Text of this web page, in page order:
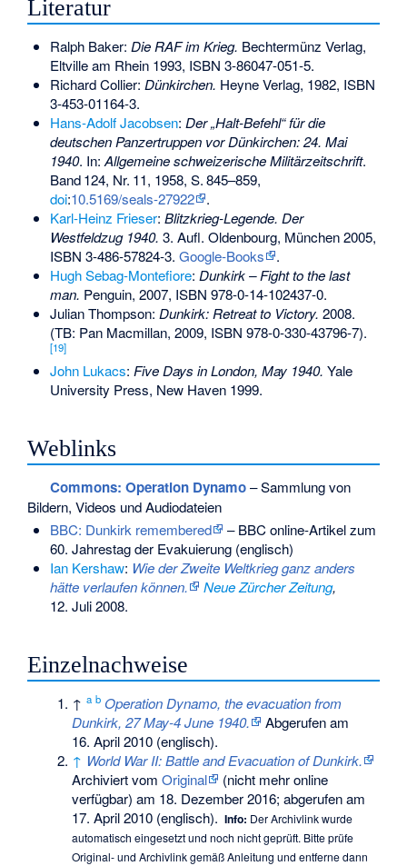
Literatur
Ralph Baker: Die RAF im Krieg. Bechtermünz Verlag,
Eltville am Rhein 1993, ISBN 3-86047-051-5.
Richard Collier: Dünkirchen. Heyne Verlag, 1982, ISBN
3-453-01164-3.
Hans-Adolf Jacobsen: Der „Halt-Befehl“ für die
deutschen Panzertruppen vor Dünkirchen: 24. Mai
1940. In: Allgemeine schweizerische Militärzeitschrift.
Band 124, Nr. 11, 1958, S.845–859,
doi:10.5169/seals-27922
.
Karl-Heinz Frieser: Blitzkrieg-Legende. Der
Westfeldzug 1940. 3. Aufl. Oldenbourg, München 2005,
ISBN 3-486-57824-3. Google-Books
.
Hugh Sebag-Montefiore: Dunkirk – Fight to the last
man. Penguin, 2007, ISBN 978-0-14-102437-0.
Julian Thompson: Dunkirk: Retreat to Victory. 2008.
(TB: Pan Macmillan, 2009, ISBN 978-0-330-43796-7).
[19]
John Lukacs: Five Days in London, May 1940. Yale
University Press, New Haven 1999.
Weblinks
Commons: Operation Dynamo– Sammlung von
Bildern, Videos und Audiodateien
BBC: Dunkirk remembered
– BBC online-Artikel zum
60. Jahrestag der Evakuierung (englisch)
Ian Kershaw: Wie der Zweite Weltkrieg ganz anders
hätte verlaufen können.
Neue Zürcher Zeitung,
12. Juli 2008.
Einzelnachweise
↑a b Operation Dynamo, the evacuation from
Dunkirk, 27 May-4 June 1940.
Abgerufen am
16. April 2010 (englisch).
↑ World War II: Battle and Evacuation of Dunkirk.
Archiviert vomOriginal
(nicht mehr online
verfügbar) am 18. Dezember 2016; abgerufen am
17. April 2010 (englisch). Info: Der Archivlink wurde
automatisch eingesetzt und noch nicht geprüft. Bitte prüfe
Original- und Archivlink gemäßAnleitung und entferne dann